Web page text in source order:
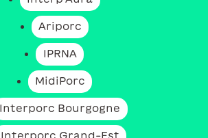
Ariporc
IPRNA
MidiPorc
Interporc Bourgogne
Interporc Grand-Est